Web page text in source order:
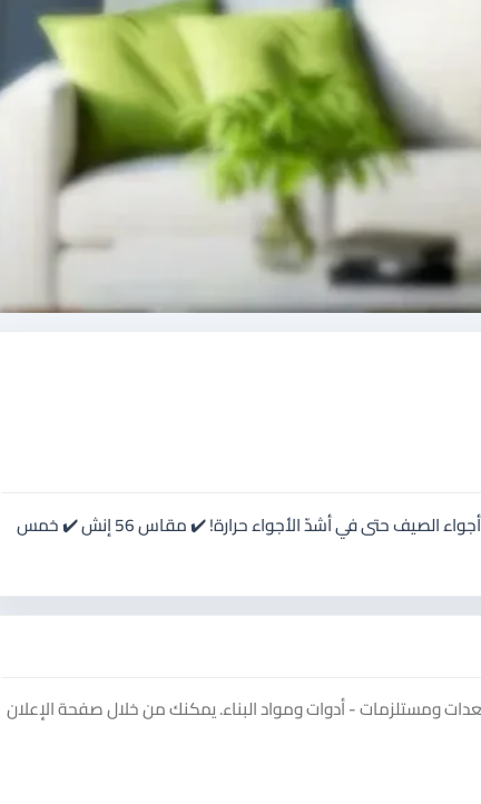
استمتع بنسمات هواء طبيعية وانتعاش حقيقي مع مروحة مورا 💨🌿 تنعش أجواء الصيف حتى في أشدّ الأجواء حرارة! ✔️ مقاس 56 إنش ✔️ خمس
- أدوات ومواد البناء. يمكنك من خلال صفحة الإعلان